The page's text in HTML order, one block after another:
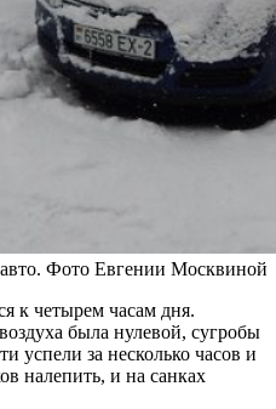
авто. Фото Евгении Москвиной
к четырем часам дня.
была нулевой, сугробы
успели за несколько часов и
налепить, и на санках